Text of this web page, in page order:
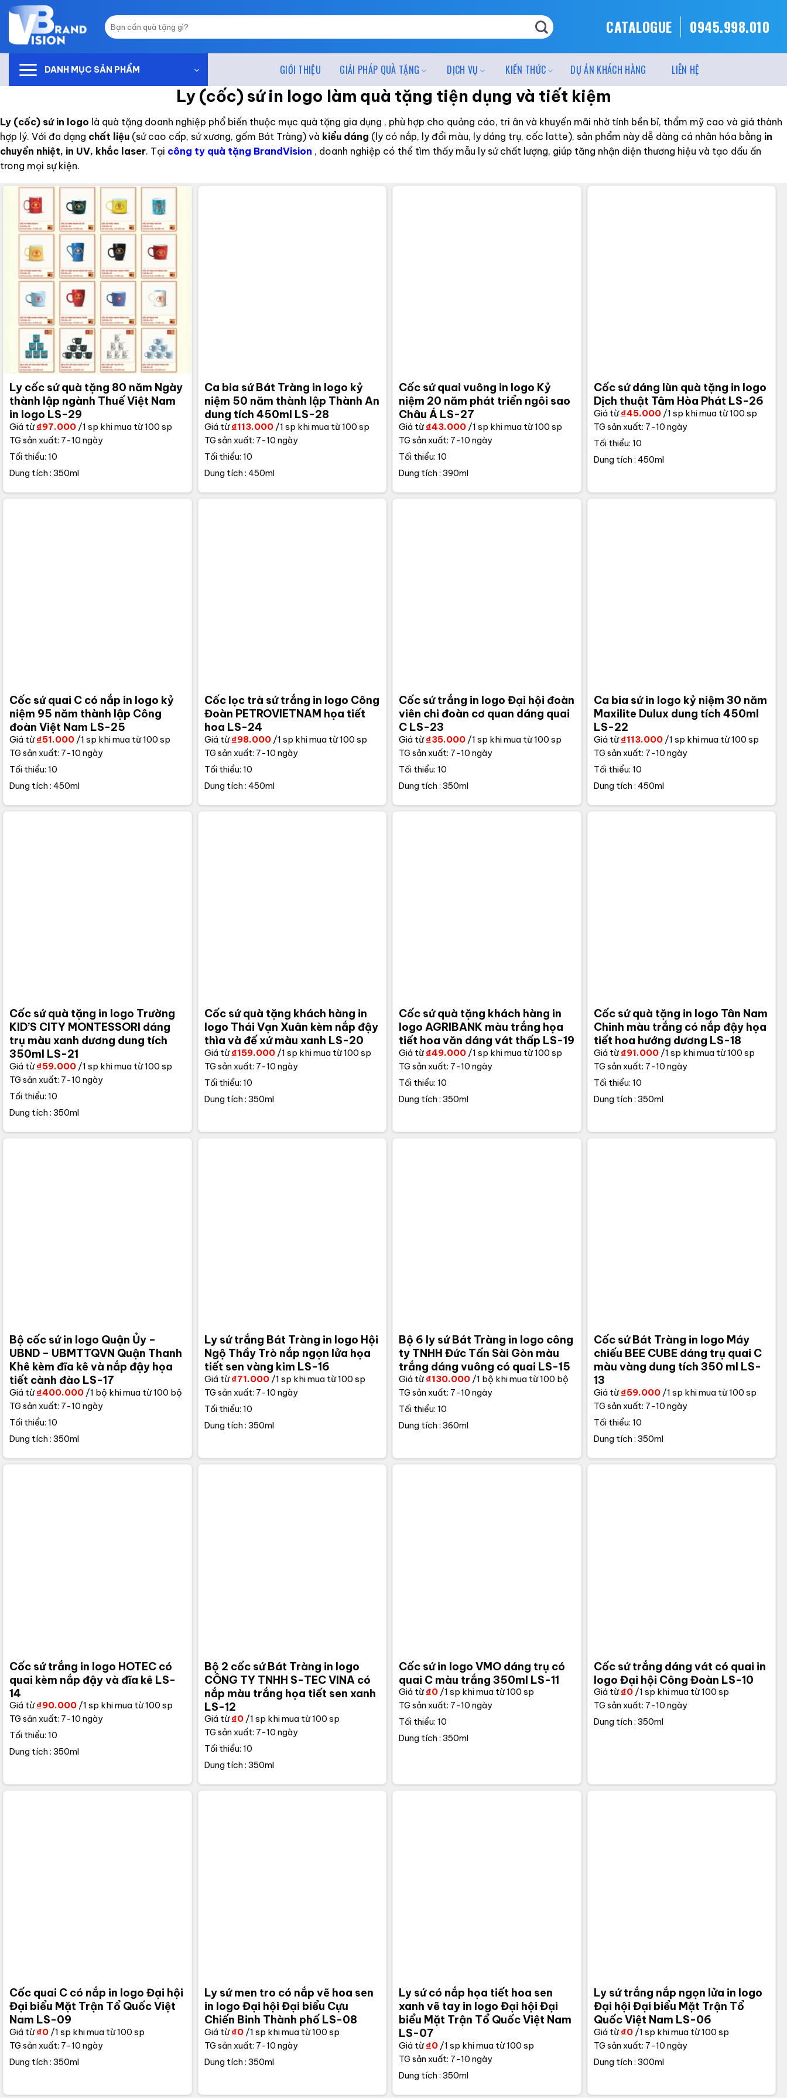
Skip
content
Tìm
kiếm:
CATALOGUE 0945.998.010
DANH MỤC SẢN PHẨM GIỚI THIỆU GIẢI PHÁP QUÀ TẶNG DỊCH VỤ KIẾN THỨC DỰ ÁN KHÁCH HÀNG LIÊN HỆ
Ly (cốc) sứ in logo làm quà tặng tiện dụng và tiết kiệm
Ly (cốc) sứ in logo là quà tặng doanh nghiệp phổ biến thuộc mục quà tặng gia dụng , phù hợp cho quảng cáo, tri ân và khuyến mãi nhờ tính bền bỉ, thẩm mỹ cao và giá thành
hợp lý. Với đa dạng chất liệu (sứ cao cấp, sứ xương, gốm Bát Tràng) và kiểu dáng (ly có nắp, ly đổi màu, ly dáng trụ, cốc latte), sản phẩm này dễ dàng cá nhân hóa bằng in
chuyển nhiệt, in UV, khắc laser. Tại công ty quà tặng BrandVision , doanh nghiệp có thể tìm thấy mẫu ly sứ chất lượng, giúp tăng nhận diện thương hiệu và tạo dấu ấn
trong mọi sự kiện.
Ly cốc sứ quà tặng 80 năm Ngày
thành lập ngành Thuế Việt Nam
in logo LS-29
Giá từ₫97.000 /1 sp khi mua từ 100 sp
TG sản xuất: 7-10 ngày
Tối thiểu: 10
Dung tích : 350ml
Ca bia sứ Bát Tràng in logo kỷ
niệm 50 năm thành lập Thành An
dung tích 450ml LS-28
Giá từ₫113.000/1 sp khi mua từ 100 sp
TG sản xuất: 7-10 ngày
Tối thiểu: 10
Dung tích : 450ml
Cốc sứ quai vuông in logo Kỷ
niệm 20 năm phát triển ngôi sao
Châu Á LS-27
Giá từ₫43.000 /1 sp khi mua từ 100 sp
TG sản xuất: 7-10 ngày
Tối thiểu: 10
Dung tích : 390ml
Cốc sứ dáng lùn quà tặng in logo
Dịch thuật Tâm Hòa Phát LS-26
Giá từ₫45.000/1 sp khi mua từ 100 sp
TG sản xuất: 7-10 ngày
Tối thiểu: 10
Dung tích : 450ml
Cốc sứ quai C có nắp in logo kỷ
niệm 95 năm thành lập Công
đoàn Việt Nam LS-25
Giá từ₫51.000 /1 sp khi mua từ 100 sp
TG sản xuất: 7-10 ngày
Tối thiểu: 10
Dung tích : 450ml
Cốc lọc trà sứ trắng in logo Công
Đoàn PETROVIETNAM họa tiết
hoa LS-24
Giá từ₫98.000/1 sp khi mua từ 100 sp
TG sản xuất: 7-10 ngày
Tối thiểu: 10
Dung tích : 450ml
Cốc sứ trắng in logo Đại hội đoàn
viên chi đoàn cơ quan dáng quai
C LS-23
Giá từ₫35.000 /1 sp khi mua từ 100 sp
TG sản xuất: 7-10 ngày
Tối thiểu: 10
Dung tích : 350ml
Ca bia sứ in logo kỷ niệm 30 năm
Maxilite Dulux dung tích 450ml
LS-22
Giá từ₫113.000/1 sp khi mua từ 100 sp
TG sản xuất: 7-10 ngày
Tối thiểu: 10
Dung tích : 450ml
Cốc sứ quà tặng in logo Trường
KID’S CITY MONTESSORI dáng
trụ màu xanh dương dung tích
350ml LS-21
Giá từ₫59.000 /1 sp khi mua từ 100 sp
TG sản xuất: 7-10 ngày
Tối thiểu: 10
Dung tích : 350ml
Cốc sứ quà tặng khách hàng in
logo Thái Vạn Xuân kèm nắp đậy
thìa và đế xứ màu xanh LS-20
Giá từ₫159.000/1 sp khi mua từ 100 sp
TG sản xuất: 7-10 ngày
Tối thiểu: 10
Dung tích : 350ml
Cốc sứ quà tặng khách hàng in
logo AGRIBANK màu trắng họa
tiết hoa văn dáng vát thấp LS-19
Giá từ₫49.000 /1 sp khi mua từ 100 sp
TG sản xuất: 7-10 ngày
Tối thiểu: 10
Dung tích : 350ml
Cốc sứ quà tặng in logo Tân Nam
Chinh màu trắng có nắp đậy họa
tiết hoa hướng dương LS-18
Giá từ₫91.000/1 sp khi mua từ 100 sp
TG sản xuất: 7-10 ngày
Tối thiểu: 10
Dung tích : 350ml
Bộ cốc sứ in logo Quận Ủy –
UBND – UBMTTQVN Quận Thanh
Khê kèm đĩa kê và nắp đậy họa
tiết cành đào LS-17
Giá từ₫400.000 /1 bộ khi mua từ 100 bộ
TG sản xuất: 7-10 ngày
Tối thiểu: 10
Dung tích : 350ml
Ly sứ trắng Bát Tràng in logo Hội
Ngộ Thầy Trò nắp ngọn lửa họa
tiết sen vàng kim LS-16
Giá từ₫71.000/1 sp khi mua từ 100 sp
TG sản xuất: 7-10 ngày
Tối thiểu: 10
Dung tích : 350ml
Bộ 6 ly sứ Bát Tràng in logo công
ty TNHH Đức Tấn Sài Gòn màu
trắng dáng vuông có quai LS-15
Giá từ₫130.000 /1 bộ khi mua từ 100 bộ
TG sản xuất: 7-10 ngày
Tối thiểu: 10
Dung tích : 360ml
Cốc sứ Bát Tràng in logo Máy
chiếu BEE CUBE dáng trụ quai C
màu vàng dung tích 350 ml LS-
13
Giá từ₫59.000/1 sp khi mua từ 100 sp
TG sản xuất: 7-10 ngày
Tối thiểu: 10
Dung tích : 350ml
Cốc sứ trắng in logo HOTEC có
quai kèm nắp đậy và đĩa kê LS-
14
Giá từ₫90.000 /1 sp khi mua từ 100 sp
TG sản xuất: 7-10 ngày
Tối thiểu: 10
Dung tích : 350ml
Bộ 2 cốc sứ Bát Tràng in logo
CÔNG TY TNHH S-TEC VINA có
nắp màu trắng họa tiết sen xanh
LS-12
Giá từ₫0/1 sp khi mua từ 100 sp
TG sản xuất: 7-10 ngày
Tối thiểu: 10
Dung tích : 350ml
Cốc sứ in logo VMO dáng trụ có
quai C màu trắng 350ml LS-11
Giá từ₫0 /1 sp khi mua từ 100 sp
TG sản xuất: 7-10 ngày
Tối thiểu: 10
Dung tích : 350ml
Cốc sứ trắng dáng vát có quai in
logo Đại hội Công Đoàn LS-10
Giá từ₫0/1 sp khi mua từ 100 sp
TG sản xuất: 7-10 ngày
Dung tích : 350ml
Cốc quai C có nắp in logo Đại hội
Đại biểu Mặt Trận Tổ Quốc Việt
Nam LS-09
Giá từ₫0 /1 sp khi mua từ 100 sp
TG sản xuất: 7-10 ngày
Dung tích : 350ml
Ly sứ men tro có nắp vẽ hoa sen
in logo Đại hội Đại biểu Cựu
Chiến Binh Thành phố LS-08
Giá từ₫0/1 sp khi mua từ 100 sp
TG sản xuất: 7-10 ngày
Dung tích : 350ml
Ly sứ có nắp họa tiết hoa sen
xanh vẽ tay in logo Đại hội Đại
biểu Mặt Trận Tổ Quốc Việt Nam
LS-07
Giá từ₫0 /1 sp khi mua từ 100 sp
TG sản xuất: 7-10 ngày
Dung tích : 350ml
Ly sứ trắng nắp ngọn lửa in logo
Đại hội Đại biểu Mặt Trận Tổ
Quốc Việt Nam LS-06
Giá từ₫0/1 sp khi mua từ 100 sp
TG sản xuất: 7-10 ngày
Dung tích : 300ml